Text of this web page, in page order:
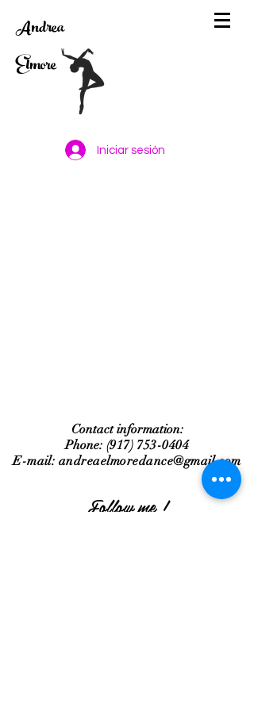
Andrea
Elmore
Iniciar sesión
Contact information:
Phone: (917) 753-0404
E-mail: andreaelmoredance@gmail.com
Follow me !